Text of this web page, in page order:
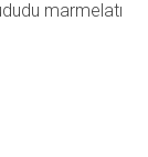
marmelatı